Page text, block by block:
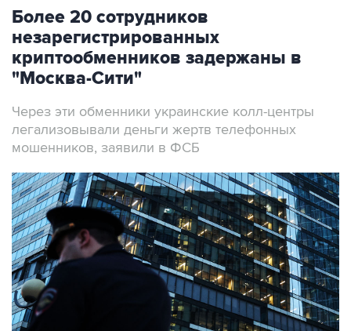
Более 20 сотрудников
незарегистрированных
криптообменников задержаны в
"Москва-Сити"
Через эти обменники украинские колл-центры
легализовывали деньги жертв телефонных
мошенников, заявили в ФСБ